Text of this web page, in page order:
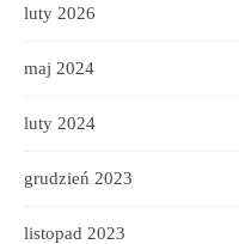
luty 2026
maj 2024
luty 2024
grudzień 2023
listopad 2023